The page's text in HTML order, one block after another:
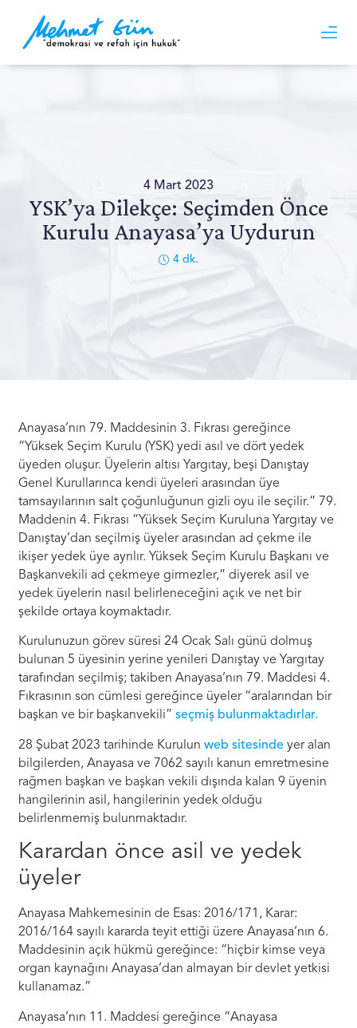
4 Mart 2023
YSK’ya Dilekçe: Seçimden Önce
Kurulu Anayasa’ya Uydurun
4 dk.
Anayasa’nın 79. Maddesinin 3. Fıkrası gereğince
“Yüksek Seçim Kurulu (YSK) yedi asıl ve dört yedek
üyeden oluşur. Üyelerin altısı Yargıtay, beşi Danıştay
Genel Kurullarınca kendi üyeleri arasından üye
tamsayılarının salt çoğunluğunun gizli oyu ile seçilir.” 79.
Maddenin 4. Fıkrası “Yüksek Seçim Kuruluna Yargıtay ve
Danıştay’dan seçilmiş üyeler arasından ad çekme ile
ikişer yedek üye ayrılır. Yüksek Seçim Kurulu Başkanı ve
Başkanvekili ad çekmeye girmezler,” diyerek asil ve
yedek üyelerin nasıl belirleneceğini açık ve net bir
şekilde ortaya koymaktadır.
Kurulunuzun görev süresi 24 Ocak Salı günü dolmuş
bulunan 5 üyesinin yerine yenileri Danıştay ve Yargıtay
tarafından seçilmiş; takiben Anayasa’nın 79. Maddesi 4.
Fıkrasının son cümlesi gereğince üyeler “aralarından bir
başkan ve bir başkanvekili” seçmiş bulunmaktadırlar.
28 Şubat 2023 tarihinde Kurulunweb sitesinde yer alan
bilgilerden, Anayasa ve 7062 sayılı kanun emretmesine
rağmen başkan ve başkan vekili dışında kalan 9 üyenin
hangilerinin asil, hangilerinin yedek olduğu
belirlenmemiş bulunmaktadır.
Karardan önce asil ve yedek
üyeler
Anayasa Mahkemesinin de Esas: 2016/171, Karar:
2016/164 sayılı kararda teyit ettiği üzere Anayasa’nın 6.
Maddesinin açık hükmü gereğince: “hiçbir kimse veya
organ kaynağını Anayasa’dan almayan bir devlet yetkisi
kullanamaz.”
Anayasa’nın 11. Maddesi gereğince “Anayasa